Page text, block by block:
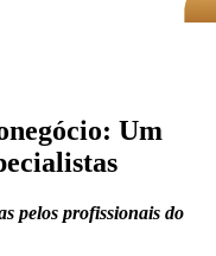
Um
pelos profissionais do